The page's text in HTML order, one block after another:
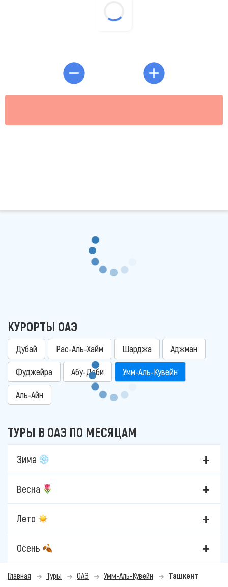
КУРОРТЫ ОАЭ
Дубай Рас-Аль-Хайм Шарджа Аджман
Фуджейра Абу-Даби Умм-Аль-Кувейн
Аль-Айн
ТУРЫ В ОАЭ ПО МЕСЯЦАМ
Зима
Весна
Лето
Осень
Главная Туры ОАЭ Умм-Аль-Кувейн Ташкент